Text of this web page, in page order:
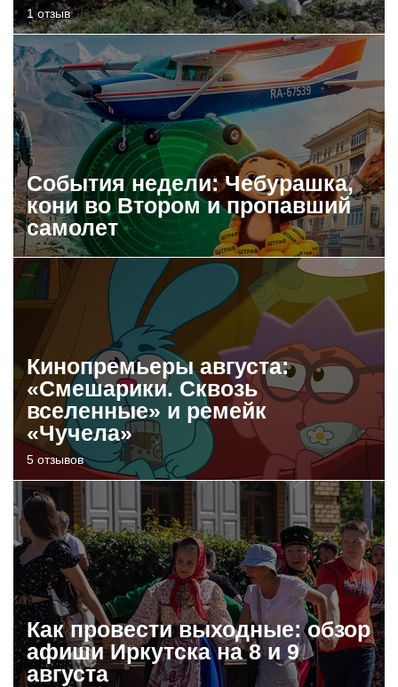
1 отзыв
События недели: Чебурашка,
кони во Втором и пропавший
самолет
Кинопремьеры августа:
«Смешарики. Сквозь
вселенные» и ремейк
«Чучела»
5 отзывов
Как провести выходные: обзор
афиши Иркутска на 8 и 9
августа